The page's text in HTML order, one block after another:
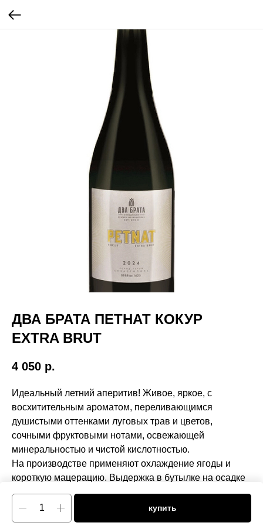
ДВА БРАТА ПЕТНАТ КОКУР
EXTRA BRUT
4 050 р.
купить
Идеальный летний аперитив! Живое, яркое, с
восхитительным ароматом, переливающимся
душистыми оттенками луговых трав и цветов,
сочными фруктовыми нотами, освежающей
минеральностью и чистой кислотностью.
На производстве применяют охлаждение ягоды и
короткую мацерацию. Выдержка в бутылке на осадке
в течение 6-ти месяцев.